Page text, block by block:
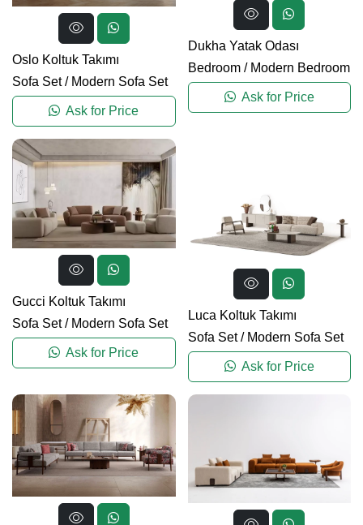
Oslo Koltuk Takımı
Sofa Set/ Modern Sofa Set
Ask for Price
Dukha Yatak Odası
Bedroom/ Modern Bedroom
Ask for Price
Gucci Koltuk Takımı
Sofa Set/ Modern Sofa Set
Ask for Price
Luca Koltuk Takımı
Sofa Set/ Modern Sofa Set
Ask for Price